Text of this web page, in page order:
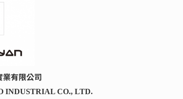
業有限公司
INDUSTRIAL CO., LTD.